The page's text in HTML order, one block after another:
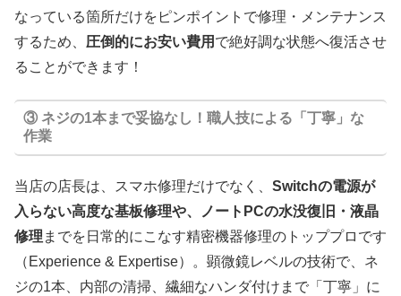
なっている箇所だけをピンポイントで修理・メンテナンス
するため、 圧倒的にお安い費用 で絶好調な状態へ復活させ
ることができます！
③ ネジの1本まで妥協なし！職人技による「丁寧」な
作業
当店の店長は、スマホ修理だけでなく、 Switchの電源が
入らない高度な基板修理や、ノートPCの水没復旧・液晶
修理 までを日常的にこなす精密機器修理のトッププロです
（Experience & Expertise）。顕微鏡レベルの技術で、ネ
ジの1本、内部の清掃、繊細なハンダ付けまで「丁寧」に